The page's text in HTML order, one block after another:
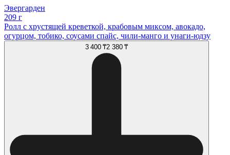
Эвергарден
209 г
Ролл с хрустящей креветкой, крабовым миксом, авокадо,
огурцом, тобико, соусами спайс, чили-манго и унаги-юдзу
3 400 ₸2 380 ₸